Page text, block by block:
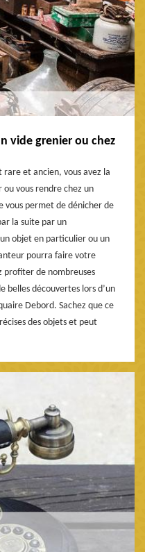
vide grenier ou chez
rare et ancien, vous avez la
ou vous rendre chez un
vous permet de dénicher de
la suite par un
objet en particulier ou un
pourra faire votre
profiter de nombreuses
belles découvertes lors d’un
Debord. Sachez que ce
des objets et peut